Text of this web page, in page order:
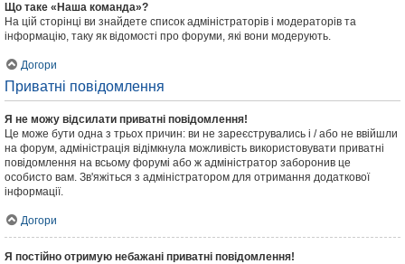
Що таке «Наша команда»?
На цій сторінці ви знайдете список адміністраторів і модераторів та
інформацію, таку як відомості про форуми, які вони модерують.
Догори
Приватні повідомлення
Я не можу відсилати приватні повідомлення!
Це може бути одна з трьох причин: ви не зареєструвались і / або не ввійшли
на форум, адміністрація відімкнула можливість використовувати приватні
повідомлення на всьому форумі або ж адміністратор заборонив це
особисто вам. Зв'яжіться з адміністратором для отримання додаткової
інформації.
Догори
Я постійно отримую небажані приватні повідомлення!